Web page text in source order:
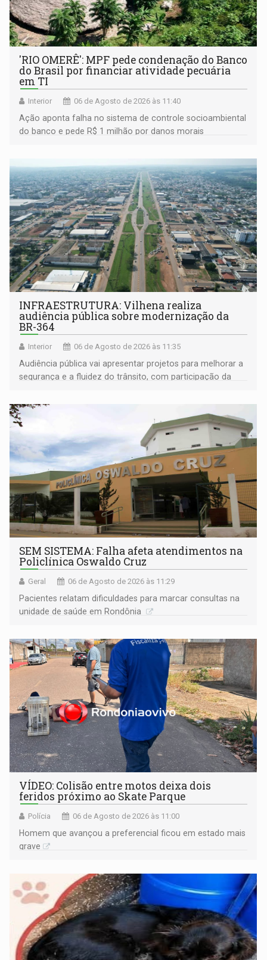
'RIO OMERÊ': MPF pede condenação do Banco
do Brasil por financiar atividade pecuária
em TI
Interior 06 de Agosto de 2026 às 11:40
Ação aponta falha no sistema de controle socioambiental
do banco e pede R$ 1 milhão por danos morais
INFRAESTRUTURA: Vilhena realiza
audiência pública sobre modernização da
BR-364
Interior 06 de Agosto de 2026 às 11:35
Audiência pública vai apresentar projetos para melhorar a
segurança e a fluidez do trânsito, com participação da
SEM SISTEMA: Falha afeta atendimentos na
Policlínica Oswaldo Cruz
Geral 06 de Agosto de 2026 às 11:29
Pacientes relatam dificuldades para marcar consultas na
unidade de saúde em Rondônia
VÍDEO: Colisão entre motos deixa dois
feridos próximo ao Skate Parque
Polícia 06 de Agosto de 2026 às 11:00
Homem que avançou a preferencial ficou em estado mais
grave